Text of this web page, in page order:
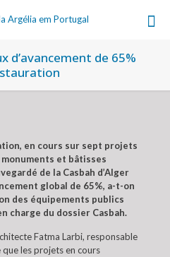
d’avancement de 65%
en cours sur sept projets
et bâtisses
de la Casbah d’Alger
global de 65%, a-t-on
des équipements publics
charge du dossier Casbah.
Fatma Larbi, responsable
que les projets en cours